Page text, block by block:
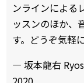
ンラインによる
ッスンのほか、
す。どうぞ気軽
— 坂本龍右